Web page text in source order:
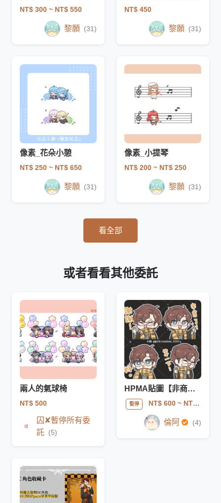
NT$ 300 ~ NT$ 550
黎願 (31)
NT$ 450
黎願 (31)
像素_花朵小憩
NT$ 250 ~ NT$ 650
黎願 (31)
像素_小提琴
NT$ 200 ~ NT$ 250
黎願 (31)
看全部
或者看看其他委託
兩人的氣球椅
NT$ 500
囚✘暫停所有委
託 (5)
HPMA貼圖【非商業】
暫停 NT$ 600~ NT$ 1500
倫阿 (4)